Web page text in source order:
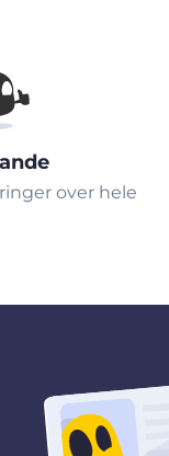
over hele